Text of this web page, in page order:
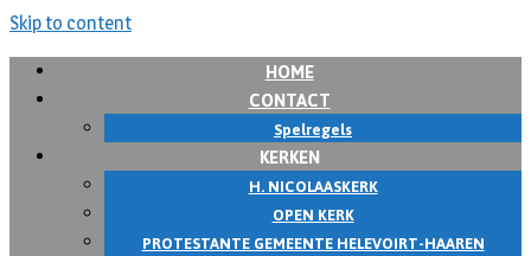
Skip to content
HOME
CONTACT
Spelregels
KERKEN
H. NICOLAASKERK
OPEN KERK
PROTESTANTE GEMEENTE HELEVOIRT-HAAREN